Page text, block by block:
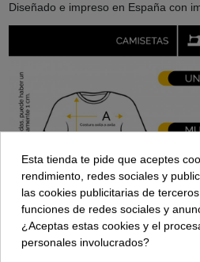
Diseñado e impreso en España con
Esta tienda te pide que aceptes
rendimiento, redes sociales y
las cookies publicitarias de
funciones de redes sociales y
¿Aceptas estas cookies y el
personales involucrados?